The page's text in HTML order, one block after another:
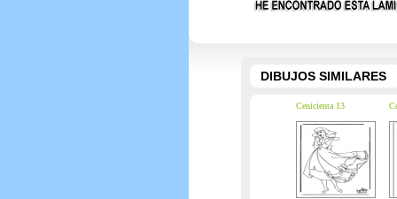
DIBUJOS SIMILARES
Cenicienta 13